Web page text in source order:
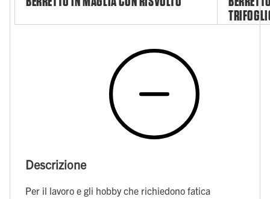
Descrizione
Per il lavoro e gli hobby che richiedono fatica